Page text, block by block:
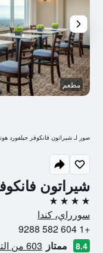
شيراتون
4 نجوم
سورراي، كندا
+1 604 582 9288
8.4 ممتاز 603 من التقييمات تم التحقق منها
مطعم
صور لـ شيراتون فانكوفر جيلفورد